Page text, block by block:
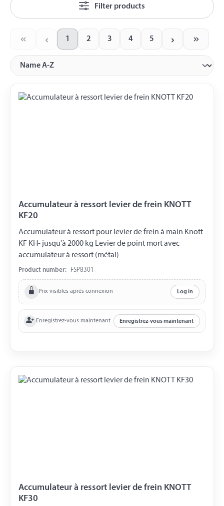
Filter products
Page
1 2 3 4 5
Accumulateur à ressort levier de frein KNOTT
KF20
Accumulateur à ressort pour levier de frein à main Knott
KF KH- jusqu'à 2000 kg Levier de point mort avec
accumulateur à ressort (métal)
Product number: FSP8301
Prix visibles après connexion Log in
Enregistrez-vous maintenant Enregistrez-vous maintenant
Accumulateur à ressort levier de frein KNOTT
KF30